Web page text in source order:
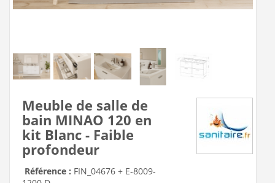
Meuble de salle de
bain MINAO 120 en
kit Blanc - Faible
profondeur
Référence : FIN_04676 + E-8009-